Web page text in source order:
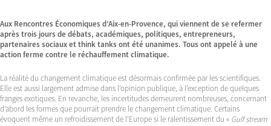
Aux Rencontres Économiques d’Aix-en-Provence, qui viennent de se refermer
après trois jours de débats, académiques, politiques, entrepreneurs,
partenaires sociaux et think tanks ont été unanimes. Tous ont appelé à une
action ferme contre le réchauffement climatique.
La réalité du changement climatique est désormais confirmée par les scientifiques.
Elle est aussi largement admise dans l’opinion publique, à l’exception de quelques
franges exotiques. En revanche, les incertitudes demeurent nombreuses, concernant
d’abord les formes que pourrait prendre le changement climatique. Certains
évoquent même un refroidissement de l’Europe si le ralentissement du « Gulf stream